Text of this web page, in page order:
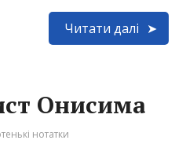
Читати далі
Онисима
нотатки